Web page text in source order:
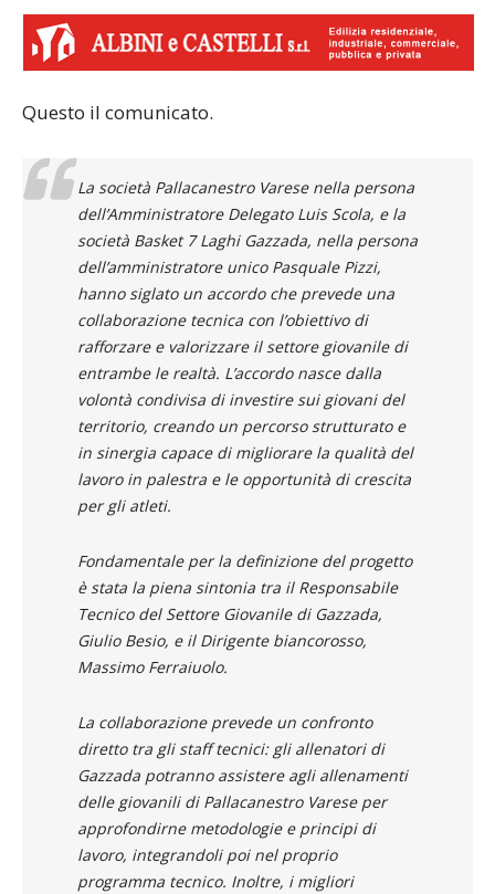
Questo il comunicato.
La società Pallacanestro Varese nella persona
dell’Amministratore Delegato Luis Scola, e la
società Basket 7 Laghi Gazzada, nella persona
dell’amministratore unico Pasquale Pizzi,
hanno siglato un accordo che prevede una
collaborazione tecnica con l’obiettivo di
rafforzare e valorizzare il settore giovanile di
entrambe le realtà. L’accordo nasce dalla
volontà condivisa di investire sui giovani del
territorio, creando un percorso strutturato e
in sinergia capace di migliorare la qualità del
lavoro in palestra e le opportunità di crescita
per gli atleti.
Fondamentale per la definizione del progetto
è stata la piena sintonia tra il Responsabile
Tecnico del Settore Giovanile di Gazzada,
Giulio Besio, e il Dirigente biancorosso,
Massimo Ferraiuolo.
La collaborazione prevede un confronto
diretto tra gli staff tecnici: gli allenatori di
Gazzada potranno assistere agli allenamenti
delle giovanili di Pallacanestro Varese per
approfondirne metodologie e principi di
lavoro, integrandoli poi nel proprio
programma tecnico. Inoltre, i migliori